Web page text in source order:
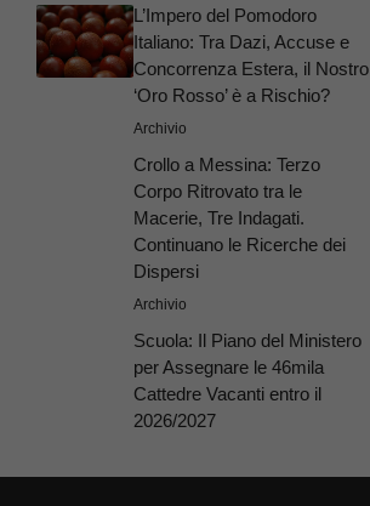
L’Impero del Pomodoro
Italiano: Tra Dazi, Accuse e
Concorrenza Estera, il Nostro
‘Oro Rosso’ è a Rischio?
Archivio
Crollo a Messina: Terzo
Corpo Ritrovato tra le
Macerie, Tre Indagati.
Continuano le Ricerche dei
Dispersi
Archivio
Scuola: Il Piano del Ministero
per Assegnare le 46mila
Cattedre Vacanti entro il
2026/2027